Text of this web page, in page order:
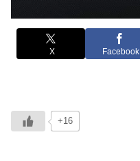
X Facebook
+16